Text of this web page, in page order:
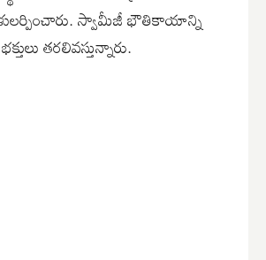
స్వామీజీ భౌతికాయాన్ని
తరలివస్తున్నారు.